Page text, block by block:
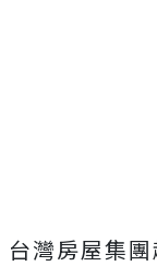
台灣房屋集